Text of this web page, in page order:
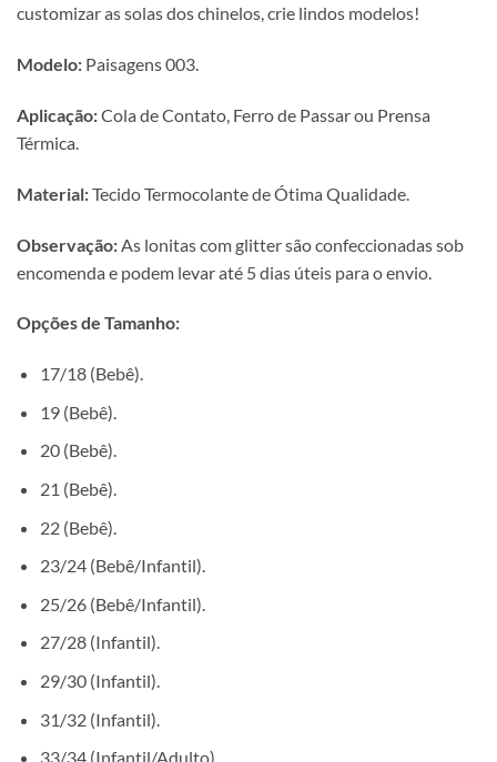
customizar as solas dos chinelos, crie lindos modelos!
Modelo: Paisagens 003.
Aplicação:Cola de Contato, Ferro de Passar ou Prensa
Térmica.
Material:Tecido Termocolante de Ótima Qualidade.
Observação: As lonitas com glitter são confeccionadas sob
encomenda e podem levar até 5 dias úteis para o envio.
Opções de Tamanho:
17/18 (Bebê).
19 (Bebê).
20 (Bebê).
21 (Bebê).
22 (Bebê).
23/24 (Bebê/Infantil).
25/26 (Bebê/Infantil).
27/28 (Infantil).
29/30 (Infantil).
31/32 (Infantil).
33/34 (Infantil/Adulto).